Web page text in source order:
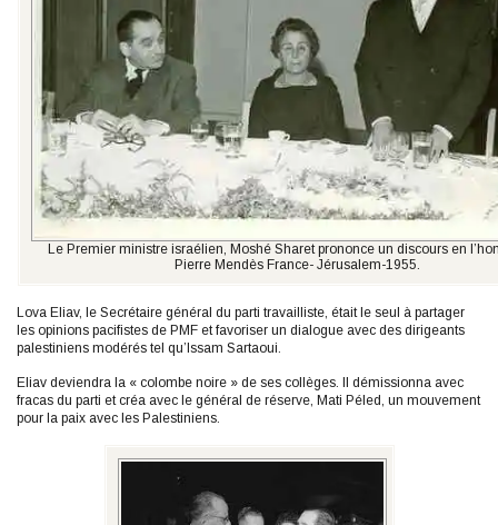
Le Premier ministre israélien, Moshé Sharet prononce un discours en
Pierre Mendès France- Jérusalem-1955.
Lova Eliav, le Secrétaire général du parti travailliste, était le seul à partager
les opinions pacifistes de PMF et favoriser un dialogue avec des dirigeants
palestiniens modérés tel qu’Issam Sartaoui.
Eliav deviendra la « colombe noire » de ses collèges. Il démissionna avec
fracas du parti et créa avec le général de réserve, Mati Péled, un mouvement
pour la paix avec les Palestiniens.